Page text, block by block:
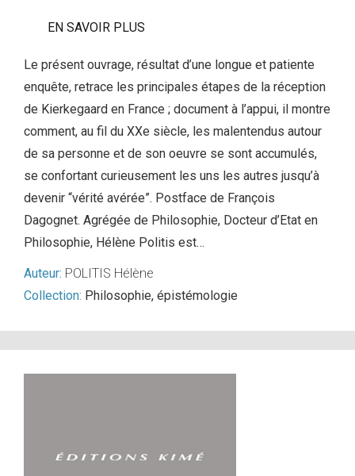
EN SAVOIR PLUS
Le présent ouvrage, résultat d’une longue et patiente
enquête, retrace les principales étapes de la réception
de Kierkegaard en France ; document à l’appui, il montre
comment, au fil du XXe siècle, les malentendus autour
de sa personne et de son oeuvre se sont accumulés,
se confortant curieusement les uns les autres jusqu’à
devenir “vérité avérée”. Postface de François
Dagognet. Agrégée de Philosophie, Docteur d’Etat en
Philosophie, Hélène Politis est…
Auteur: POLITIS Hélène
Collection: Philosophie, épistémologie